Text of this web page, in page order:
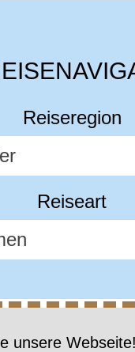
Reiseregion
Reiseart
unsere Webseite!